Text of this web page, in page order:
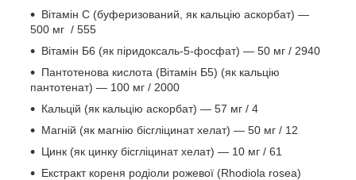
Вітамін C (буферизований, як кальцію аскорбат) —
500 мг / 555
Вітамін Б6 (як піридоксаль-5-фосфат) — 50 мг / 2940
Пантотенова кислота (Вітамін Б5) (як кальцію
пантотенат) — 100 мг / 2000
Кальцій (як кальцію аскорбат) — 57 мг / 4
Магній (як магнію бісгліцинат хелат) — 50 мг / 12
Цинк (як цинку бісгліцинат хелат) — 10 мг / 61
Екстракт кореня родіоли рожевої (Rhodiola rosea)